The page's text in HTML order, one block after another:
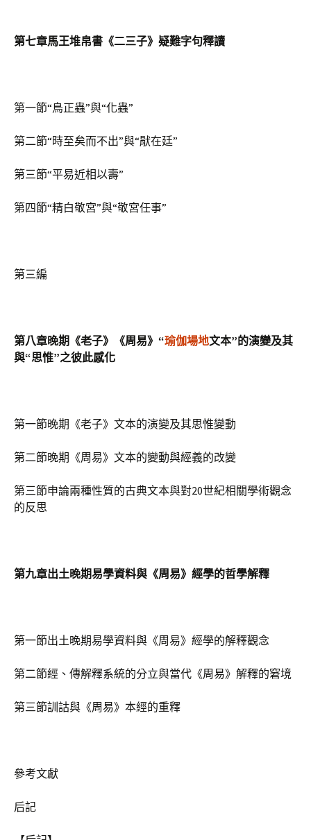
第七章馬王堆帛書《二三子》疑難字句釋讀
第一節“鳥正蟲”與“化蟲”
第二節“時至矣而不出”與“猒在廷”
第三節“平易近相以壽”
第四節“精白敬宮”與“敬宮任事”
第三編
第八章晚期《老子》《周易》“瑜伽場地文本”的演變及其
與“思惟”之彼此感化
第一節晚期《老子》文本的演變及其思惟變動
第二節晚期《周易》文本的變動與經義的改變
第三節申論兩種性質的古典文本與對20世紀相關學術觀念
的反思
第九章出土晚期易學資料與《周易》經學的哲學解釋
第一節出土晚期易學資料與《周易》經學的解釋觀念
第二節經、傳解釋系統的分立與當代《周易》解釋的窘境
第三節訓詁與《周易》本經的重釋
參考文獻
后記